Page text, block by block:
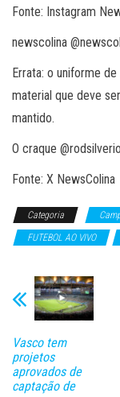
Fonte: Instagram
newscolina
Errata: o uniforme
material que deve
mantido.
O craque
Fonte: X NewsColina
Categoria
FUTEBOL AO VIVO
Vasco tem
projetos
aprovados de
captação de